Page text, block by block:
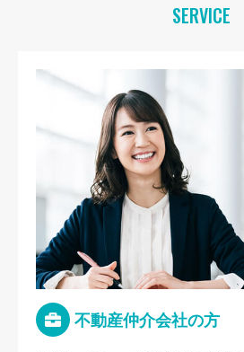
SERVICE
不動産仲介会社の方